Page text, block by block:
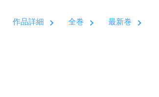
作品詳細 全巻 最新巻